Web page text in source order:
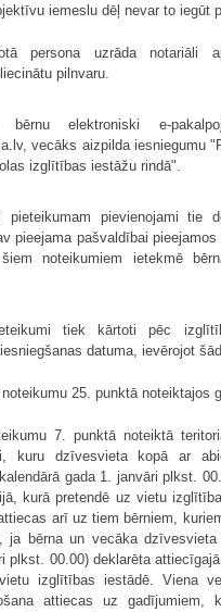
iemeslu dēļ nevar to iegūt
persona uzrāda notariāli
pilnvaru.
bērnu elektroniski e-
vecāks aizpilda iesniegumu
izglītības iestāžu rindā".
pieteikumam pievienojami tie
pieejama pašvaldībai pieejamos
noteikumiem ietekmē
tiek kārtoti pēc
datuma, ievērojot
25. punktā noteiktajos
7. punktā noteiktā
kuru dzīvesvieta kopā ar
gada 1. janvāri plkst.
kurā pretendē uz vietu
arī uz tiem bērniem,
ja bērna un vecāka dzīvesvieta
plkst. 00.00) deklarēta
izglītības iestādē. Viena
attiecas uz gadījumiem,